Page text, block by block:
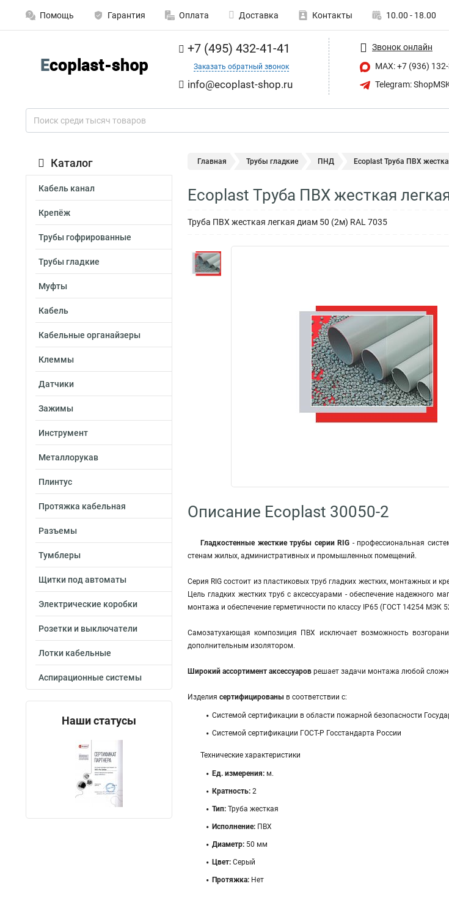
Помощь Гарантия Оплата Доставка Контакты 10.00 - 18.00
+7 (495) 432-41-41
Заказать обратный звонок
info@ecoplast-shop.ru
Звонок онлайн
MAX: +7 (936)
Telegram:
Каталог
Кабель канал
Крепёж
Трубы гофрированные
Трубы гладкие
Муфты
Кабель
Кабельные органайзеры
Клеммы
Датчики
Зажимы
Инструмент
Металлорукав
Плинтус
Протяжка кабельная
Разъемы
Тумблеры
Щитки под автоматы
Электрические коробки
Розетки и выключатели
Лотки кабельные
Аспирационные системы
Наши статусы
Главная Трубы гладкие ПНД Ecoplast Труба ПВХ
Ecoplast Труба ПВХ жесткая
Труба ПВХ жесткая легкая диам 50 (2м) RAL 7035
Описание Ecoplast 30050-2
Гладкостенные жесткие трубы серии RIG - профессиональная
стенам жилых, административных и промышленных помещений.
Серия RIG cостоит из пластиковых труб гладких жестких, монтажных и
Цель гладких жестких труб с аксессуарами - обеспечение надежного
монтажа и обеспечение герметичности по классу IP65 (ГОСТ 14254 МЭК
Самозатухающая композиция ПВХ исключает возможность
дополнительным изолятором.
Широкий ассортимент аксессуаров решает задачи монтажа любой
Изделия сертифицированы в соответствии с:
Системой сертификации в области пожарной безопасности
Системой сертификации ГОСТ-Р Госстандарта России
Технические характеристики
Ед. измерения: м.
Кратность: 2
Тип: Труба жесткая
Исполнение: ПВХ
Диаметр: 50 мм
Цвет: Серый
Протяжка: Нет